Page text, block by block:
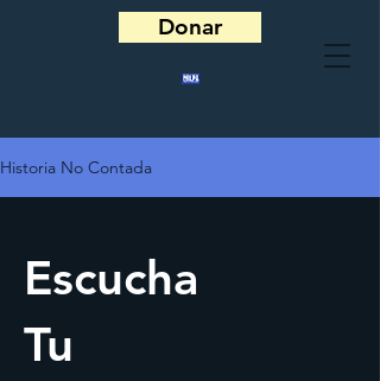
Donar
Historia No Contada
Escucha
Tu